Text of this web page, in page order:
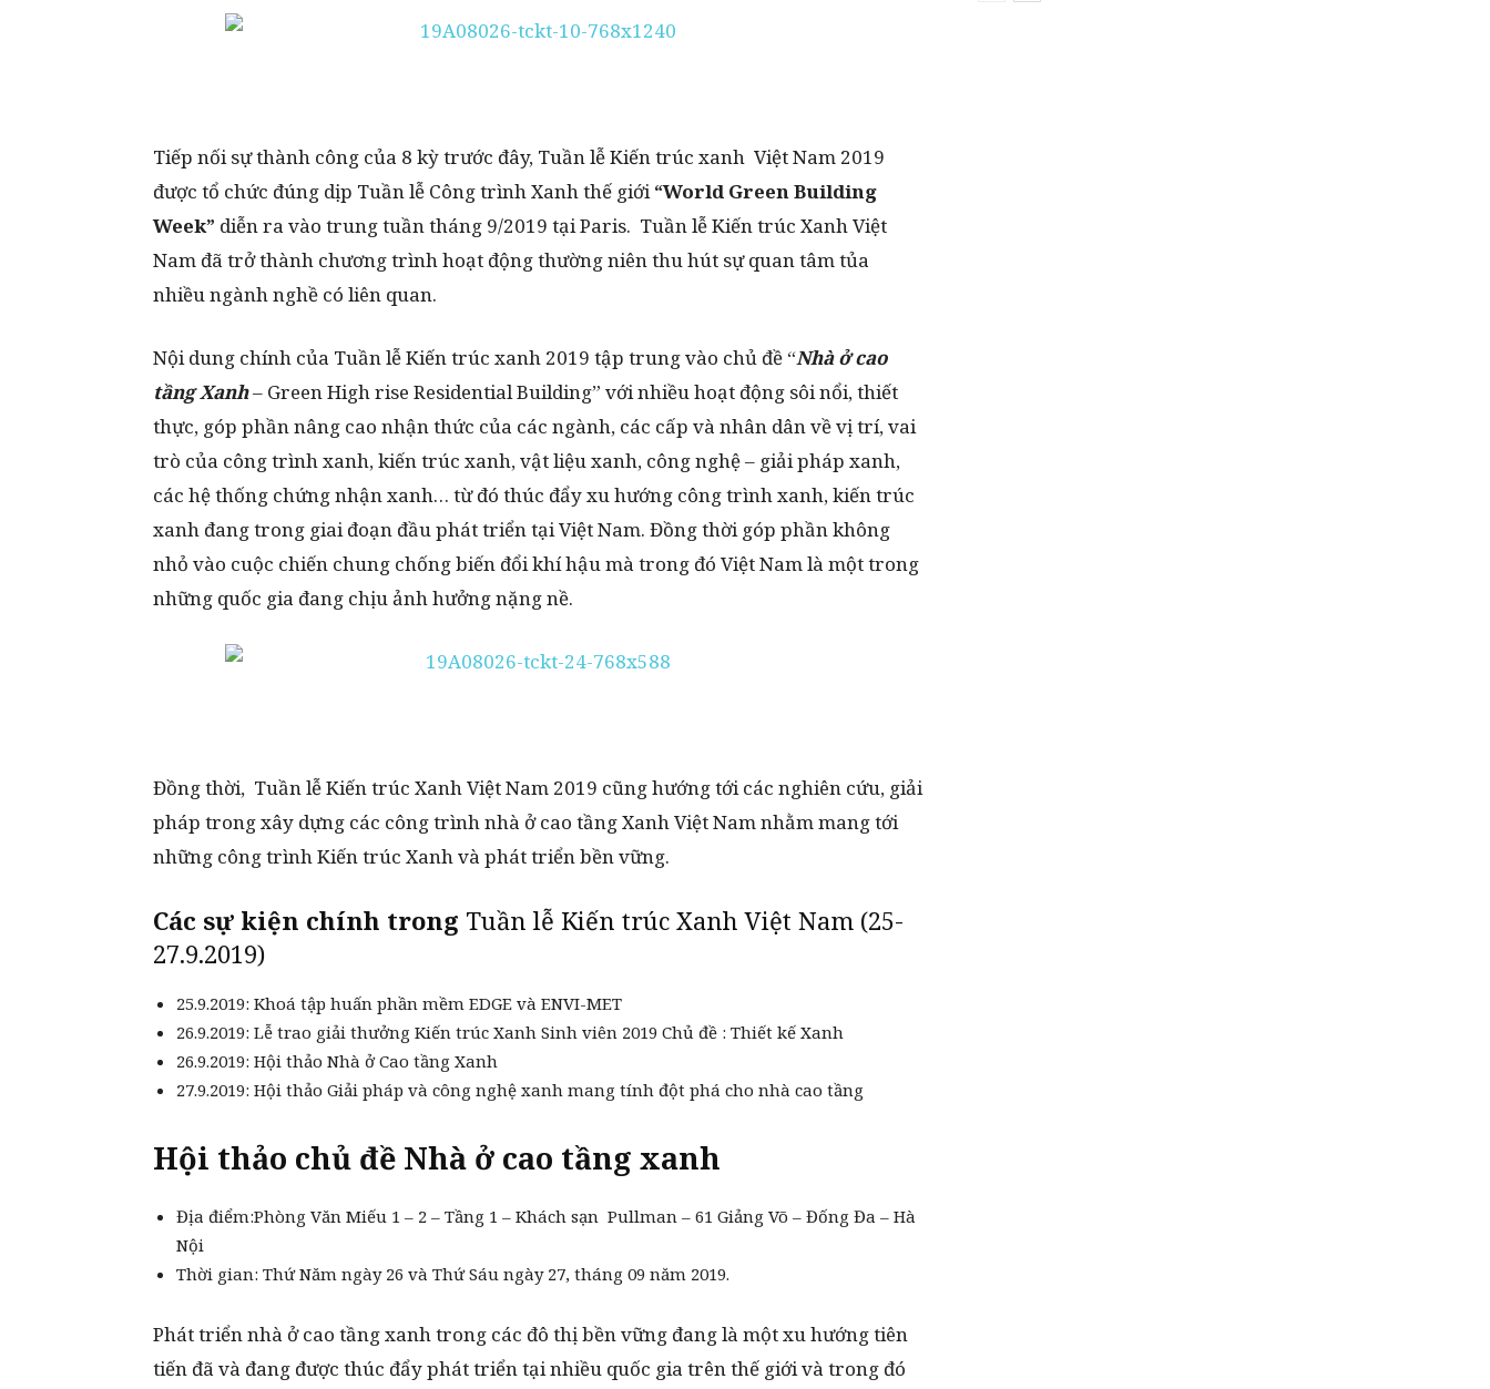
Tiếp nối sự thành công của 8 kỳ trước đây, Tuần lễ Kiến trúc xanh Việt Nam 2019
được tổ chức đúng dịp Tuần lễ Công trình Xanh thế giới“World Green Building
Week” diễn ra vào trung tuần tháng 9/2019 tại Paris. Tuần lễ Kiến trúc Xanh Việt
Nam đã trở thành chương trình hoạt động thường niên thu hút sự quan tâm tủa
nhiều ngành nghề có liên quan.
Nội dung chính của Tuần lễ Kiến trúc xanh 2019 tập trung vào chủ đề “Nhà ở cao
tầng Xanh– Green High rise Residential Building” với nhiều hoạt động sôi nổi, thiết
thực, góp phần nâng cao nhận thức của các ngành, các cấp và nhân dân về vị trí, vai
trò của công trình xanh, kiến trúc xanh, vật liệu xanh, công nghệ – giải pháp xanh,
các hệ thống chứng nhận xanh… từ đó thúc đẩy xu hướng công trình xanh, kiến trúc
xanh đang trong giai đoạn đầu phát triển tại Việt Nam. Đồng thời góp phần không
nhỏ vào cuộc chiến chung chống biến đổi khí hậu mà trong đó Việt Nam là một trong
những quốc gia đang chịu ảnh hưởng nặng nề.
Đồng thời, Tuần lễ Kiến trúc Xanh Việt Nam 2019 cũng hướng tới các nghiên cứu, giải
pháp trong xây dựng các công trình nhà ở cao tầng Xanh Việt Nam nhằm mang tới
những công trình Kiến trúc Xanh và phát triển bền vững.
Các sự kiện chính trong Tuần lễ Kiến trúc Xanh Việt Nam (25-
27.9.2019)
25.9.2019: Khoá tập huấn phần mềm EDGE và ENVI-MET
26.9.2019: Lễ trao giải thưởng Kiến trúc Xanh Sinh viên 2019 Chủ đề : Thiết kế Xanh
26.9.2019: Hội thảo Nhà ở Cao tầng Xanh
27.9.2019: Hội thảo Giải pháp và công nghệ xanh mang tính đột phá cho nhà cao tầng
Hội thảo chủ đề Nhà ở cao tầng xanh
Địa điểm:Phòng Văn Miếu 1 – 2 – Tầng 1 – Khách sạn Pullman – 61 Giảng Võ – Đống Đa – Hà
Nội
Thời gian: Thứ Năm ngày 26 và Thứ Sáu ngày 27, tháng 09 năm 2019.
Phát triển nhà ở cao tầng xanh trong các đô thị bền vững đang là một xu hướng tiên
tiến đã và đang được thúc đẩy phát triển tại nhiều quốc gia trên thế giới và trong đó